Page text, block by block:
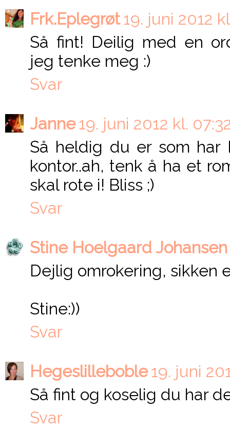
Frk.Eplegrøt19. juni 2012
Så fint! Deilig med en
jeg tenke meg :)
Svar
Janne19. juni 2012 kl.
Så heldig du er som har
kontor..ah, tenk å ha et
skal rote i! Bliss ;)
Svar
Stine Hoelgaard Johansen
Dejlig omrokering, sikken
Stine:))
Svar
Hegeslilleboble19. juni
Så fint og koselig du har
Svar